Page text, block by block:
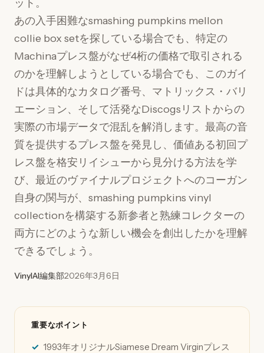
ット。
あの入手困難なsmashing pumpkins mellon
collie box setを探している場合でも、特定の
Machinaプレス盤がなぜ4桁の価格で取引される
のかを理解しようとしている場合でも、このガイ
ドは具体的なカタログ番号、マトリックス・バリ
エーション、そして活発なDiscogsリストからの
実際の市場データで混乱を解消します。最高の音
質を提供するプレス盤を発見し、価値ある初回プ
レス盤を格安リイシューから見分ける方法を学
び、最近のヴァイナルプロジェクトへのコーガン
自身の関与が、smashing pumpkins vinyl
collectionを構築する新参者と熟練コレクターの
両方にどのような新しい機会を創出したかを理解
できるでしょう。
VinylAI編集部2026年3月6日
重要なポイント
1993年オリジナルSiamese Dream Virginプレス